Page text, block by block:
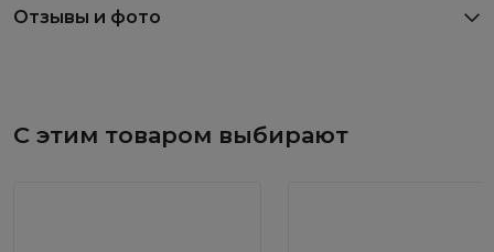
Отзывы и фото
С этим товаром выбирают